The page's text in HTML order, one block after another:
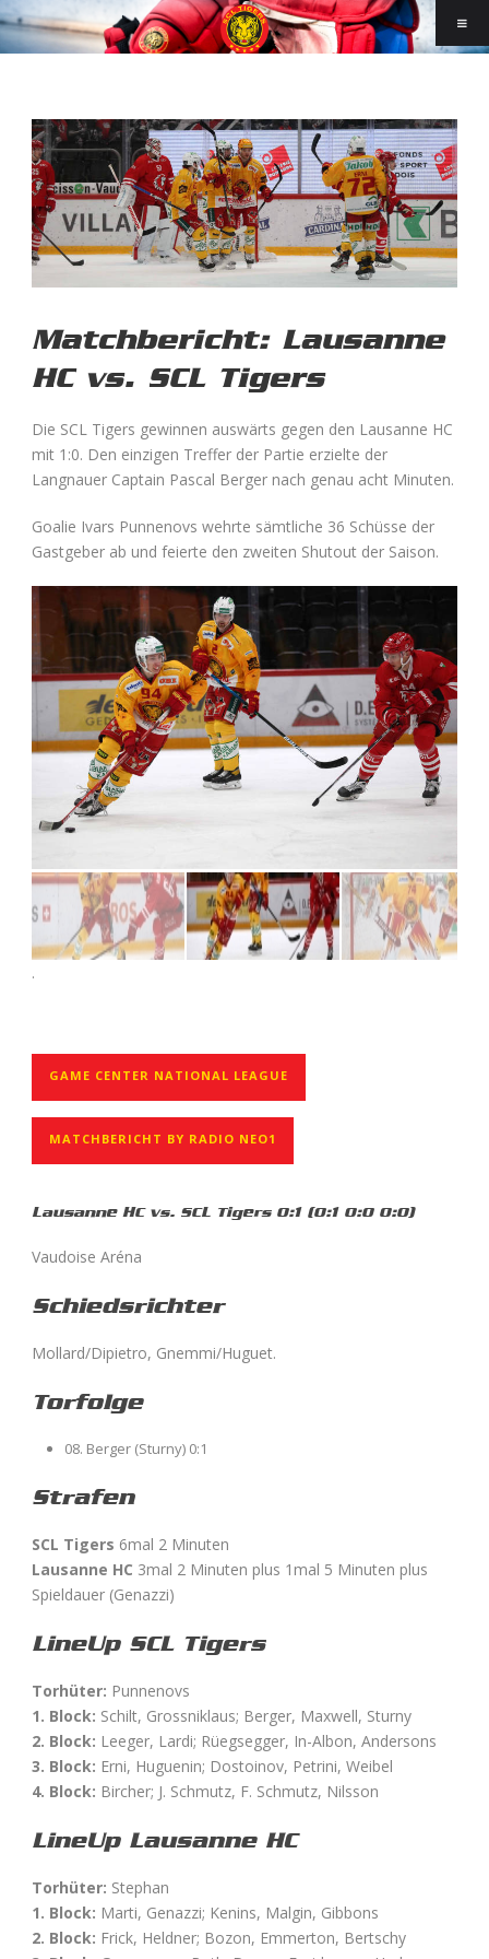
Matchbericht: Lausanne
HC vs. SCL Tigers
Die SCL Tigers gewinnen auswärts gegen den Lausanne HC
mit 1:0. Den einzigen Treffer der Partie erzielte der
Langnauer Captain Pascal Berger nach genau acht Minuten.
Goalie Ivars Punnenovs wehrte sämtliche 36 Schüsse der
Gastgeber ab und feierte den zweiten Shutout der Saison.
.
GAME CENTER NATIONAL LEAGUE
MATCHBERICHT BY RADIO NEO1
Lausanne HC vs. SCL Tigers 0:1 (0:1 0:0 0:0)
Vaudoise Aréna
Schiedsrichter
Mollard/Dipietro, Gnemmi/Huguet.
Torfolge
08. Berger (Sturny) 0:1
Strafen
SCL Tigers 6mal 2 Minuten
Lausanne HC 3mal 2 Minuten plus 1mal 5 Minuten plus
Spieldauer (Genazzi)
LineUp SCL Tigers
Torhüter: Punnenovs
1. Block: Schilt, Grossniklaus; Berger, Maxwell, Sturny
2. Block: Leeger, Lardi; Rüegsegger, In-Albon, Andersons
3. Block: Erni, Huguenin; Dostoinov, Petrini, Weibel
4. Block: Bircher; J. Schmutz, F. Schmutz, Nilsson
LineUp Lausanne HC
Torhüter: Stephan
1. Block: Marti, Genazzi; Kenins, Malgin, Gibbons
2. Block: Frick, Heldner; Bozon, Emmerton, Bertschy